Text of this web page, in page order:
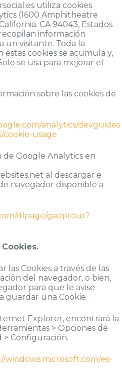
utiliza cookies
(1600 Amphitheatre
CA 94043, Estados
información
un visitante. Toda la
cookies se acumula y,
se usa para mejorar el
sobre las cookies de
analytics/devguides
cookie-usage
Google Analytics en
al descargar e
navegador disponible a
dlpage/gaoptout?
Cookies a través de las
del navegador, o bien,
para que le avise
guardar una Cookie.
Explorer, encontrará la
> Opciones de
Configuración.
windows.microsoft.com/es-